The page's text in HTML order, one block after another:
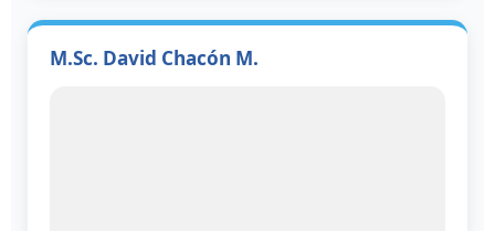
M.Sc. David Chacón M.